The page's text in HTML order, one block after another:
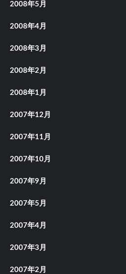
2008年5月
2008年4月
2008年3月
2008年2月
2008年1月
2007年12月
2007年11月
2007年10月
2007年9月
2007年5月
2007年4月
2007年3月
2007年2月